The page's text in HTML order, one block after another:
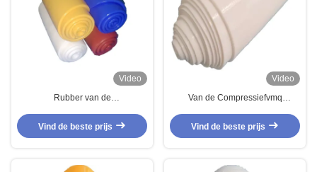
Video
Rubber van de
van douanevormen FVMQ het
Rubber voor O Ring Seals
Vind de beste prijs
Video
Van de Compressiefvmq
douane de Autovorm Verbinding
van de het Nitrilffkm NBR
Vind de beste prijs